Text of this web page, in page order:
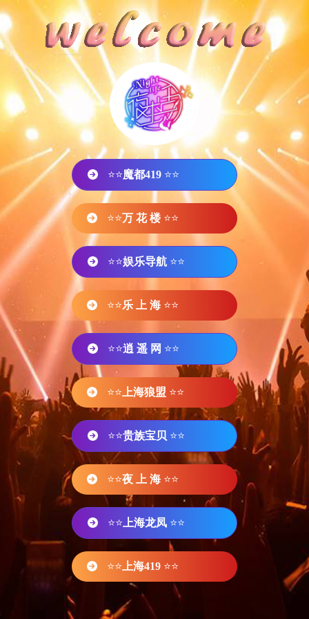
⭐⭐魔都419 ⭐⭐
⭐⭐万 花 楼 ⭐⭐
⭐⭐娱乐导航 ⭐⭐
⭐⭐乐 上 海 ⭐⭐
⭐⭐逍 遥 网 ⭐⭐
⭐⭐ 上海狼盟 ⭐⭐
⭐⭐贵族宝贝 ⭐⭐
⭐⭐夜 上 海 ⭐⭐
⭐⭐ 上海龙凤 ⭐⭐
⭐⭐ 上海419 ⭐⭐